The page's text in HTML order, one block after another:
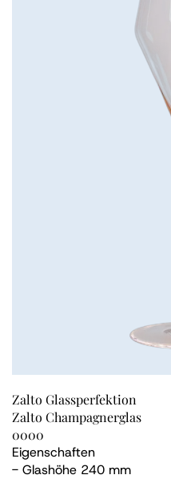
Zalto Glassperfektion
Zalto Champagnerglas
0000
Eigenschaften
- Glashöhe 240 mm